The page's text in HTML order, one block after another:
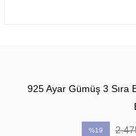
925 Ayar Gümüş 3 Sıra
%19